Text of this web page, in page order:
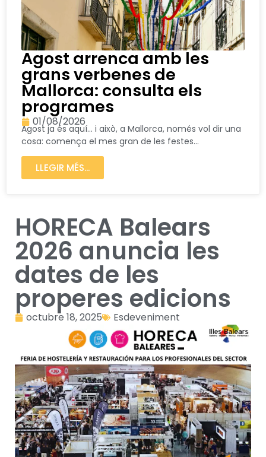
HORECA Balears
2026 anuncia les
dates de les
properes edicions
octubre 18, 2025 Esdeveniment
Agost arrenca amb les
grans verbenes de
Mallorca: consulta els
programes
01/08/2026
Agost ja és aquí… i això, a Mallorca, només vol dir una
cosa: comença el mes gran de les festes...
LLEGIR MÉS...